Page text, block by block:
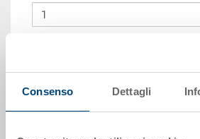
Consenso Dettagli
Scaglioni per quantità